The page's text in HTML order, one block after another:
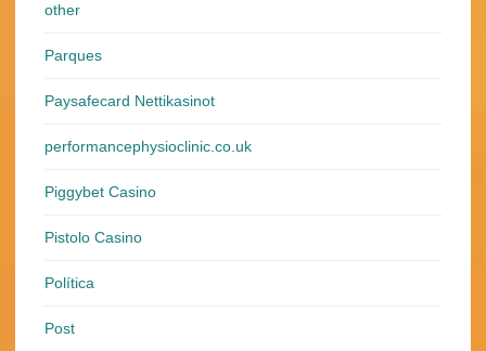
other
Parques
Paysafecard Nettikasinot
performancephysioclinic.co.uk
Piggybet Casino
Pistolo Casino
Política
Post